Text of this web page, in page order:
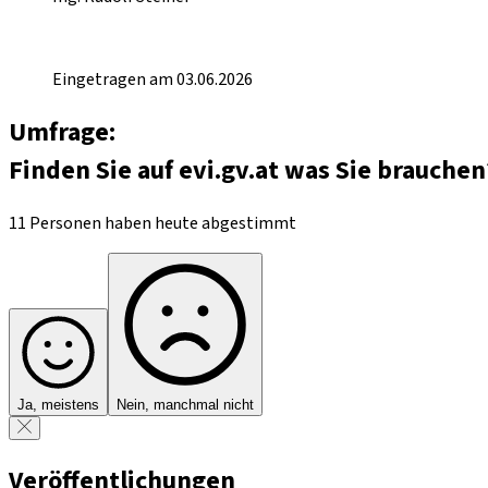
Eingetragen am 03.06.2026
Umfrage:
Finden Sie auf evi.gv.at was Sie
11 Personen haben heute abgestimmt
Ja, meistens Nein, manchmal nicht